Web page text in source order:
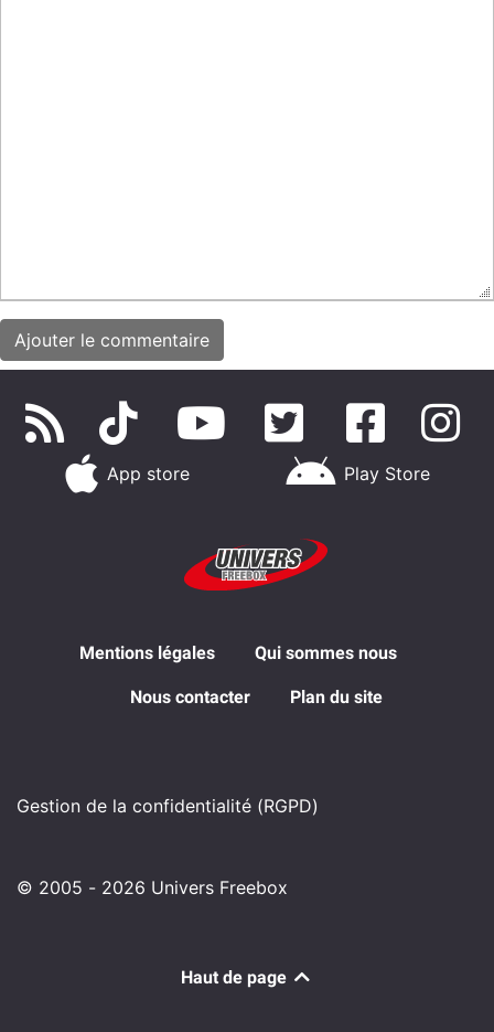
App store Play Store
Mentions légales Qui sommes nous
Nous contacter Plan du site
Gestion de la confidentialité (RGPD)
© 2005 - 2026 Univers Freebox
Haut de page